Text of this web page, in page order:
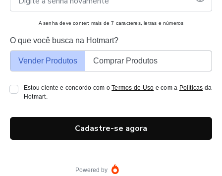
A senha deve conter: mais de 7 caracteres, letras e números
O que você busca na Hotmart?
Vender Produtos Comprar Produtos
Estou ciente e concordo com oTermos de Uso e com a Políticas da
Hotmart.
Cadastre-se agora
Powered by